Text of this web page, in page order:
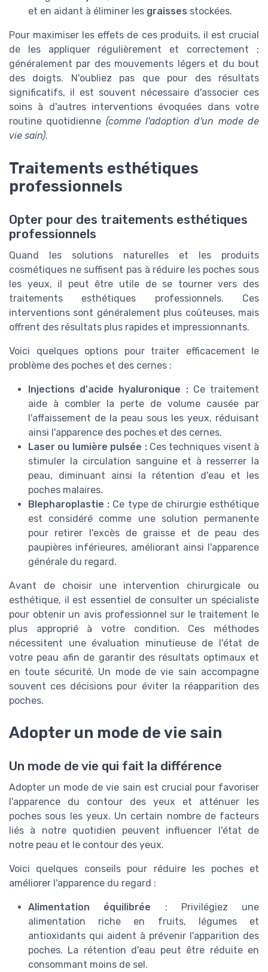
et en aidant à éliminer les graisses stockées.
Pour maximiser les effets de ces produits, il est crucial
de les appliquer régulièrement et correctement ;
généralement par des mouvements légers et du bout
des doigts. N'oubliez pas que pour des résultats
significatifs, il est souvent nécessaire d'associer ces
soins à d'autres interventions évoquées dans votre
routine quotidienne (comme l'adoption d'un mode de
vie sain).
Traitements esthétiques
professionnels
Opter pour des traitements esthétiques
professionnels
Quand les solutions naturelles et les produits
cosmétiques ne suffisent pas à réduire les poches sous
les yeux, il peut être utile de se tourner vers des
traitements esthétiques professionnels. Ces
interventions sont généralement plus coûteuses, mais
offrent des résultats plus rapides et impressionnants.
Voici quelques options pour traiter efficacement le
problème des poches et des cernes :
Injections d'acide hyaluronique :Ce traitement
aide à combler la perte de volume causée par
l'affaissement de la peau sous les yeux, réduisant
ainsi l'apparence des poches et des cernes.
Laser ou lumière pulsée :Ces techniques visent à
stimuler la circulation sanguineet à resserrer la
peau, diminuant ainsi la rétention d'eau et les
poches malaires.
Blepharoplastie : Ce type de chirurgie esthétique
est considéré comme une solution permanente
pour retirer l'excès de graisse et de peau des
paupières inférieures, améliorant ainsi l'apparence
générale du regard.
Avant de choisir une intervention chirurgicale ou
esthétique, il est essentiel de consulter un spécialiste
pour obtenir un avis professionnel sur le traitement le
plus approprié à votre condition. Ces méthodes
nécessitent une évaluation minutieuse de l'état de
votre peau afin de garantir des résultats optimaux et
en toute sécurité. Un mode de vie sain accompagne
souvent ces décisions pour éviter la réapparition des
poches.
Adopter un mode de vie sain
Un mode de vie qui fait la différence
Adopter un mode de vie sain est crucial pour favoriser
l'apparence du contour des yeux et atténuer les
poches sous les yeux. Un certain nombre de facteurs
liés à notre quotidien peuvent influencer l'état de
notre peau et le contour des yeux.
Voici quelques conseils pour réduire les poches et
améliorer l'apparence du regard :
Alimentation équilibrée : Privilégiez une
alimentation riche en fruits, légumes et
antioxidants qui aident à prévenir l'apparition des
poches. La rétention d'eau peut être réduite en
consommant moins de sel.